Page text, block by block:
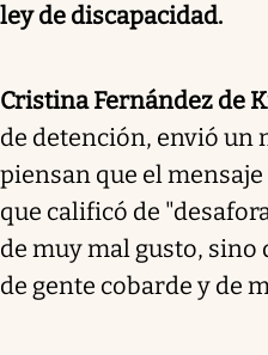
ley de discapacidad.
Cristina Fernández de
de detención, envió un
piensan que el
que calificó de
de muy mal gusto, sino
de gente cobarde y de